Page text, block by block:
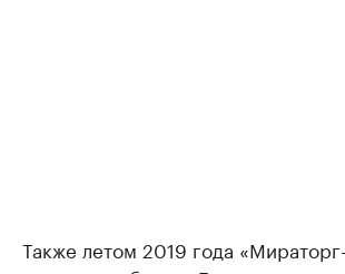
Также летом 2019 года